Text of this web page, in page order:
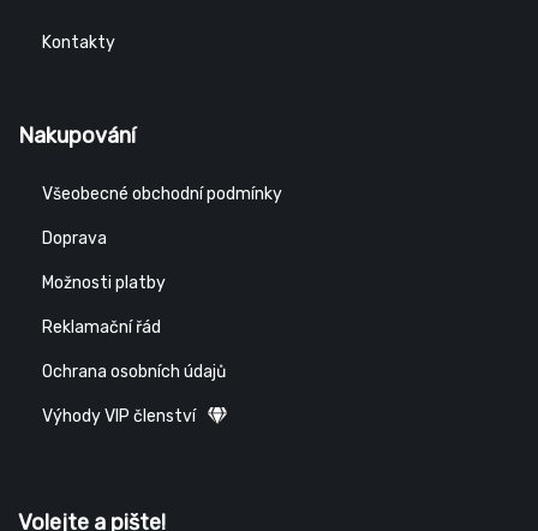
Kontakty
Nakupování
Všeobecné obchodní podmínky
Doprava
Možnosti platby
Reklamační řád
Ochrana osobních údajů
Výhody VIP členství
Volejte a pište!